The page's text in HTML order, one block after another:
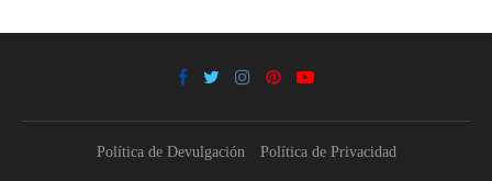
Política de Devulgación Política de Privacidad